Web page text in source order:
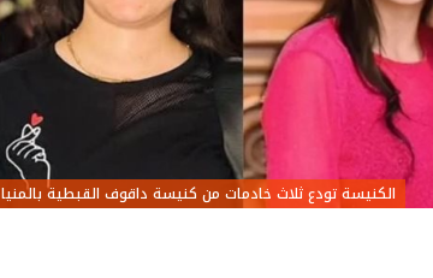
الكنيسة تودع ثلاث خادمات من كنيسة داقوف القبطية بالمنيا